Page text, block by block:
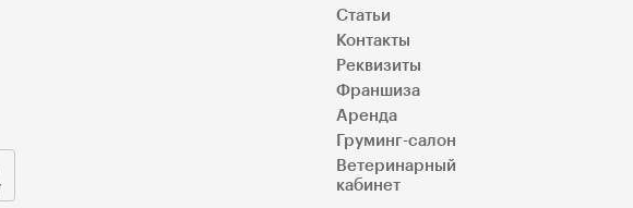
Статьи
Контакты
Реквизиты
Франшиза
Аренда
Груминг-салон
Ветеринарный
кабинет